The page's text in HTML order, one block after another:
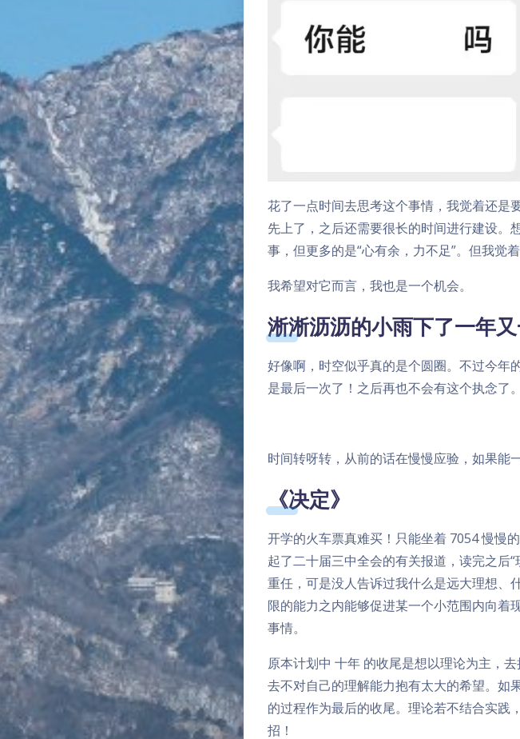
花了一点时间去思考这个事情，我觉着还是
先上了，之后还需要很长的时间进行建设。
事，但更多的是“心有余，力不足”。但我觉
我希望对它而言，我也是一个机会。
淅淅沥沥的小雨下了一年
好像啊，时空似乎真的是个圆圈。不过今年
是最后一次了！之后再也不会有这个执念了。